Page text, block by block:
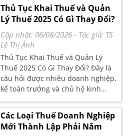
tích toàn cảnh, giúp bạn nắm bắt
kịp thời các điểm mới và cách áp
dụng thực tiễn.
Thủ Tục Khai Thuế và Quản
Lý Thuế 2025 Có Gì Thay Đổi?
Cập nhật: 06/08/2026 - Tác giả: TS
Lê Thị Ánh
Thủ Tục Khai Thuế và Quản Lý
Thuế 2025 Có Gì Thay Đổi? Đây là
câu hỏi được nhiều doanh nghiệp,
kế toán trưởng và chủ hộ kinh
doanh quan tâm ngay từ đầu năm
2025. Việc nắm rõ những điểm mới
không chỉ giúp tuân thủ đúng quy
định pháp luật, mà còn tối ưu
Các Loại Thuế Doanh Nghiệp
Mới Thành Lập Phải Nắm